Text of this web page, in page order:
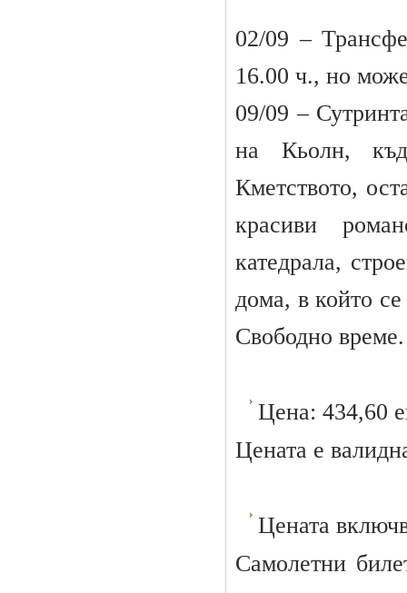
02/09 –
16.00 ч., но
09/09 –
на Кьолн,
Кметството,
красиви
катедрала,
дома, в който
Свободно
Цена: 434,60
Цената е
Цената
Самолетни